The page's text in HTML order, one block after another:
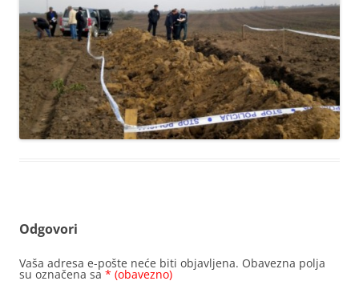
Odgovori
Vaša adresa e-pošte neće biti objavljena. Obavezna polja
su označena sa * (obavezno)